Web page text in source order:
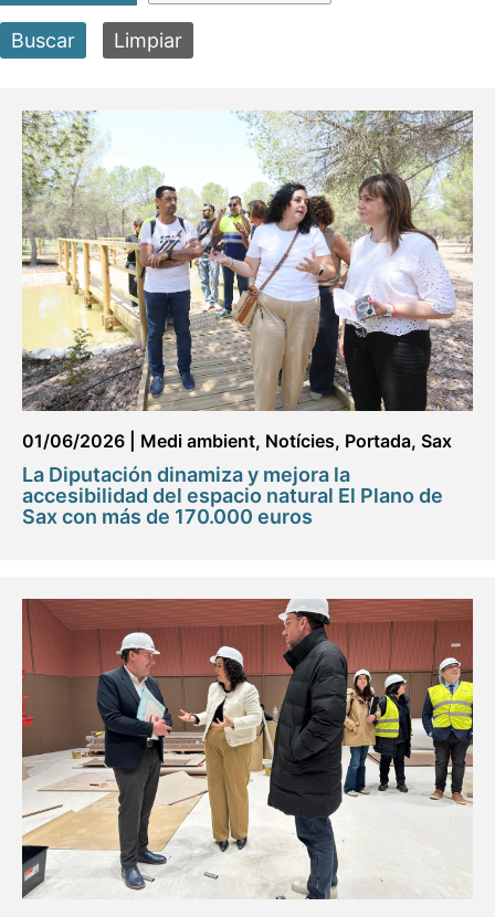
Buscar Limpiar
01/06/2026 Medi ambient, Notícies, Portada, Sax
La Diputación dinamiza y mejora la
accesibilidad del espacio natural El Plano de
Sax con más de 170.000 euros